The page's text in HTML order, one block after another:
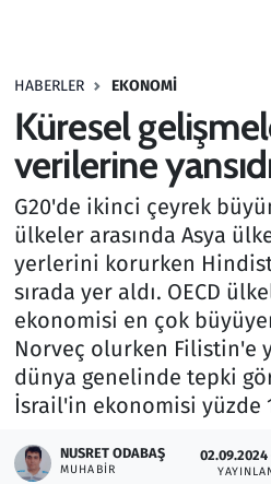
HABERLER EKONOMI
Küresel
verilerine
G20'de ikinci çeyrek
ülkeler arasında Asya
yerlerini korurken
sırada yer aldı. OECD
ekonomisi en çok
Norveç olurken Filistin'e
dünya genelinde tepki
İsrail'in ekonomisi yüzde
NUSRET ODABAŞ
MUHABIR
02.09.2024
Haber
Kültür Sanat
Kurumsal Haberler
Lezzet Durağı
Memur ve Kamu
Otomobil